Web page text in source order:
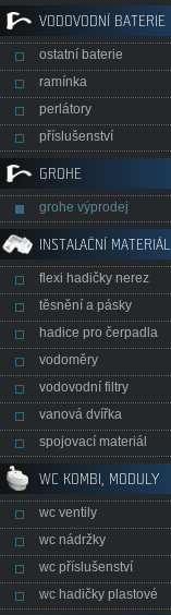
VODOVODNÍ BATERIE
ostatní baterie
ramínka
perlátory
příslušenství
GROHE
grohe výprodej
INSTALAČNÍ MATERIÁL
flexi hadičky nerez
těsnění a pásky
hadice pro čerpadla
vodoměry
vodovodní filtry
vanová dvířka
spojovací materiál
WC KOMBI, MODULY
wc ventily
wc nádržky
wc příslušenství
wc hadičky plastové